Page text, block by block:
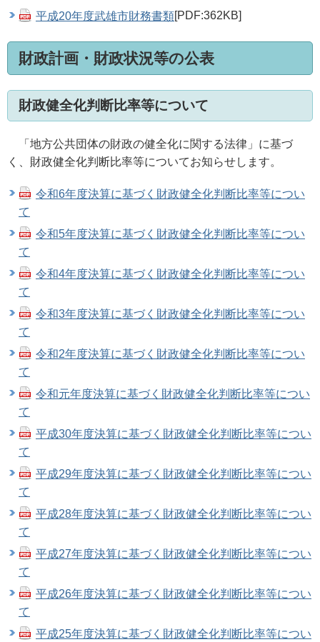
平成20年度武雄市財務書類[PDF:362KB]
財政計画・財政状況等の公表
財政健全化判断比率等について
「地方公共団体の財政の健全化に関する法律」に基づ
く、財政健全化判断比率等についてお知らせします。
令和6年度決算に基づく財政健全化判断比率等につい
て
令和5年度決算に基づく財政健全化判断比率等につい
て
令和4年度決算に基づく財政健全化判断比率等につい
て
令和3年度決算に基づく財政健全化判断比率等につい
て
令和2年度決算に基づく財政健全化判断比率等につい
て
令和元年度決算に基づく財政健全化判断比率等につい
て
平成30年度決算に基づく財政健全化判断比率等につい
て
平成29年度決算に基づく財政健全化判断比率等につい
て
平成28年度決算に基づく財政健全化判断比率等につい
て
平成27年度決算に基づく財政健全化判断比率等につい
て
平成26年度決算に基づく財政健全化判断比率等につい
て
平成25年度決算に基づく財政健全化判断比率等につい